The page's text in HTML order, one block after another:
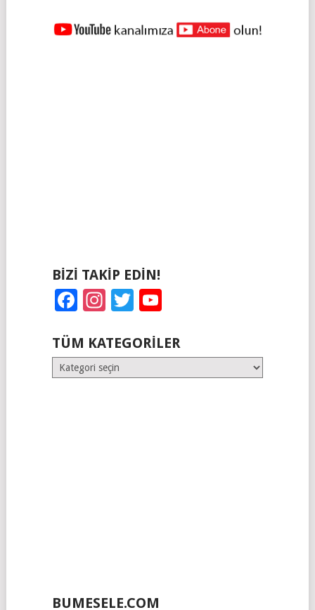
YAZILAR
BIZI TAKIP EDIN!
Facebook
Instagram
Twitter
TÜM KATEGORILER
Tüm
Kategoriler
BUMESELE.COM